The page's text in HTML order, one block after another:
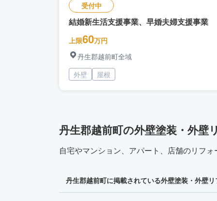
受付中
結婚新生活支援事業、早婚夫婦支援事業
上限60万円
丹生郡越前町全域
外壁
屋根
丹生郡越前町の外壁塗装・外
自宅やマンション、アパート、店舗のリフ
丹生郡越前町に掲載されている外壁塗装・外壁